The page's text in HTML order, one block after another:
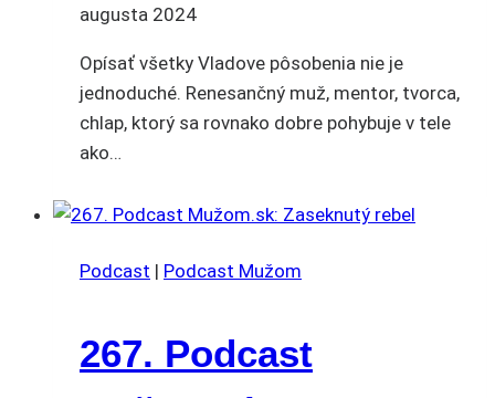
augusta 2024
Opísať všetky Vladove pôsobenia nie je
jednoduché. Renesančný muž, mentor, tvorca,
chlap, ktorý sa rovnako dobre pohybuje v tele
ako…
Podcast | Podcast Mužom
267. Podcast